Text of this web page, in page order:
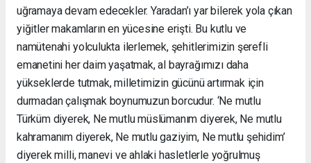
uğramaya devam edecekler. Yaradan’ı yar bilerek yola çıkan
yiğitler makamların en yücesine erişti. Bu kutlu ve
namütenahi yolculukta ilerlemek, şehitlerimizin şerefli
emanetini her daim yaşatmak, al bayrağımızı daha
yükseklerde tutmak, milletimizin gücünü artırmak için
durmadan çalışmak boynumuzun borcudur. ‘Ne mutlu
Türküm diyerek, Ne mutlu müslümanım diyerek, Ne mutlu
kahramanım diyerek, Ne mutlu gaziyim, Ne mutlu şehidim’
diyerek milli, manevi ve ahlaki hasletlerle yoğrulmuş